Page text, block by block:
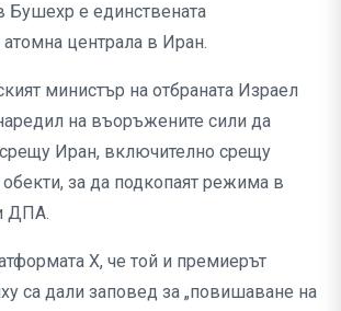
е единствената
централа в Иран.
министър на отбраната Израел
на въоръжените сили да
срещу Иран, включително срещу
за да подкопаят режима в
ДПА.
Х, че той и премиерът
са дали заповед за „повишаване на